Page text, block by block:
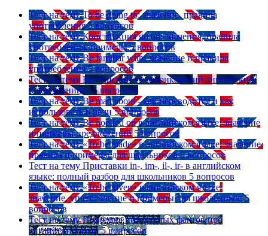
Тест на тему To be going to: значение, правила
употребления 5 вопросов
Тест на тему Конструкция go on: значения, правила
употребления, примеры 5 вопросов
Тест на тему Be familiar with: значение и правила
употребления 5 вопросов
Тест на тему Британский vs американский английский:
в чем разница? 5 вопросов
Тест на тему Be mad about - как переводится и как
использовать в речи 5 вопросов
Тест на тему Be hooked on в английском языке: значение
и примеры предложений 5 вопросов
Тест на тему «To be made» в английском языке: значение,
правила и примеры для школьников 5 вопросов
Тест на тему Приставки in-, im-, il-, ir- в английском
языке: полный разбор для школьников 5 вопросов
Тест на тему «To be given» в английском языке:
значение, употребление и примеры для школьников 5
вопросов
Тест на тему Подборка интересных фактов про
английский язык 5 вопросов